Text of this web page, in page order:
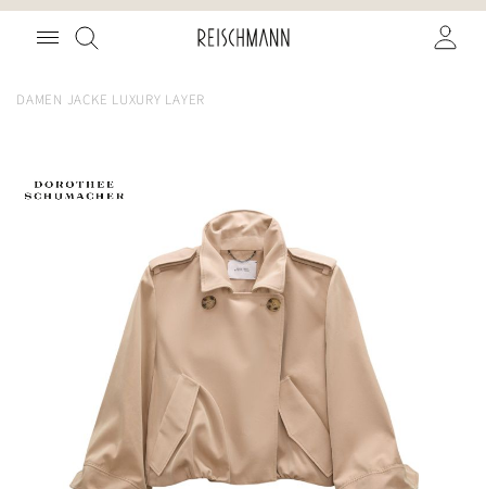
Zum
Inhalt
Suche
DAMEN JACKE LUXURY LAYER
Ende
der